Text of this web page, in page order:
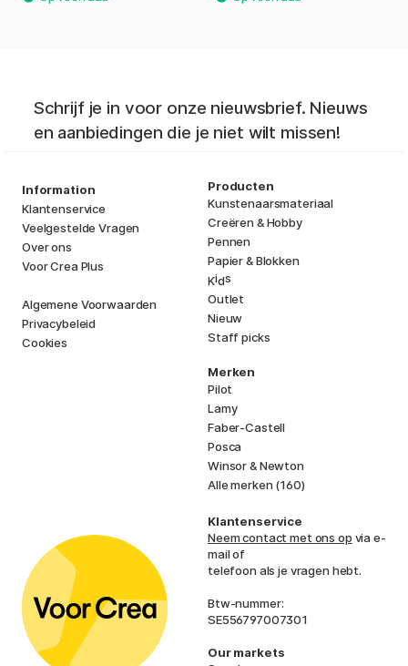
Schrijf je in voor onze nieuwsbrief. Nieuws
en aanbiedingen die je niet wilt missen!
Information
Klantenservice
Veelgestelde Vragen
Over ons
Voor Crea Plus
Algemene Voorwaarden
Privacybeleid
Cookies
Producten
Kunstenaarsmateriaal
Creëren & Hobby
Pennen
Papier & Blokken
Kids
Outlet
Nieuw
Staff picks
Merken
Pilot
Lamy
Faber-Castell
Posca
Winsor & Newton
Alle merken (160)
Klantenservice
Neem contact met ons op via e-
mail of
telefoon als je vragen hebt.
Btw-nummer:
SE556797007301
Our markets